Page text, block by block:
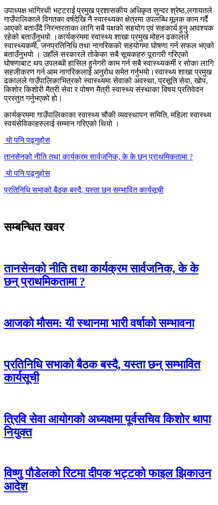
उपाध्यक्ष भागिरथी भट्टराई प्रमुख प्रशासकीय अधिकृत सुन्दर श्रेष्ठ,लगायतले
गाउँपालिकाले विगतका वर्षदेखि नै स्वास्थ्यका क्षेत्रमा उपलब्धि मूलक काम गर्दै
आएको बताउँदै निरन्तरताका लागि सबै पक्षकाे सहयोग एवं सहकार्य हुनु आवश्यक
रहेको बताउँनुभयाे ।कार्यक्रममा स्वास्थ्य शाखा प्रमुख मोहन ढकालले
स्वास्थ्यकर्मी, जनप्रतिनिधि तथा नागरिकको सहयोगमा घोषणा गर्न सफल भएको
बताउँनुभयाे । उहाँले सरकारले तोकेका सबै सूचकहरु पूरागरी गरिएको
घोषणाबाट थप उपलब्धी हासिल हुनेगरी काम गर्न सबै स्वास्थ्यकर्मी र सोका लागि
सहजीकरण गर्न आम नागरिकलाई अनुरोध समेत गर्नुभयाे।स्वास्थ्य शाखा प्रमुख
ढकालले गाउँपालिकाभित्रको स्वास्थ्यमा सेवाको अवस्था, प्रसूति सेवा, खोप,
किशोर किशोरी मैत्री सेवा र पोषण मैत्री स्वास्थ्य संस्थाका विषय प्रतिवेदन
प्रस्तुत गर्नुभएको हाे।
कार्यक्रममा गाउँपालिकाका स्वास्थ्य चौकी व्यवस्थापन समिति, महिला स्वास्थ्य
स्वयंसेविकाहरुलाई सम्मान गरिएको थियो ।
यो पनि पढ्नुहोस
तानसेनको नीति तथा कार्यक्रम सार्वजनिक, के के छन् प्राथमिकतामा ?
यो पनि पढ्नुहोस
प्रतिनिधि सभाको बैठक बस्दै, यस्ता छन् सम्भावित कार्यसूची
सम्बन्धित खवर
तानसेनको नीति तथा कार्यक्रम सार्वजनिक, के के
छन् प्राथमिकतामा ?
आजको मौसम: यी स्थानमा भारी वर्षाको सम्भावना
प्रतिनिधि सभाको बैठक बस्दै, यस्ता छन् सम्भावित
कार्यसूची
त्रिवि सेवा आयोगको अध्यक्षमा पूर्वसचिव किशोर थापा
नियुक्त
विष्णु पौडेलको रिटमा दीपक भट्टको फाइल झिकाउन
आदेश